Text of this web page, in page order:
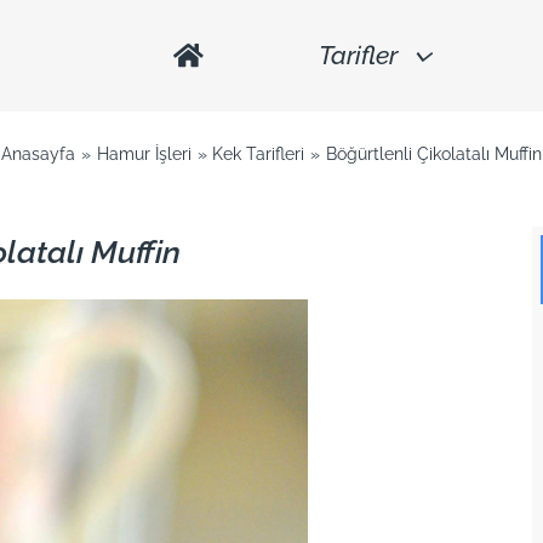
Tarifler
Anasayfa Hamur İşleri Kek Tarifleri Böğürtlenli Çikolatalı Muffin
Muffin